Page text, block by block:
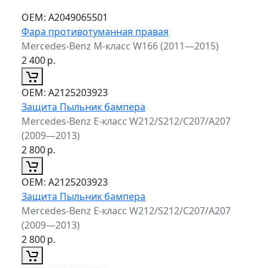
ОЕМ: A2049065501
Фара противотуманная правая
Mercedes-Benz M-класс W166 (2011—2015)
2 400р.
ОЕМ: A2125203923
Защита Пыльник бампера
Mercedes-Benz E-класс W212/S212/C207/A207
(2009—2013)
2 800р.
ОЕМ: A2125203923
Защита Пыльник бампера
Mercedes-Benz E-класс W212/S212/C207/A207
(2009—2013)
2 800р.